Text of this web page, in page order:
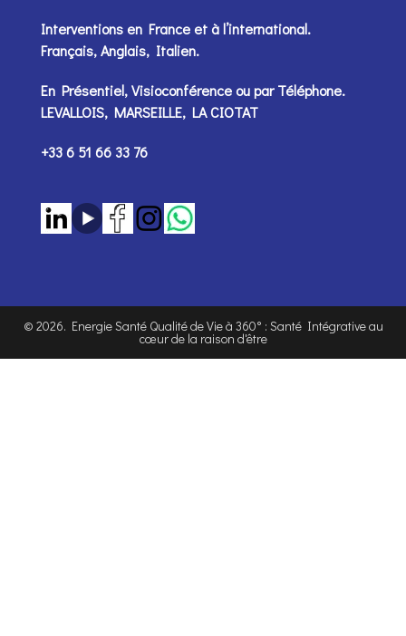
Interventions en France et à l’international.
Français, Anglais, Italien.
En Présentiel, Visioconférence ou parTéléphone.
LEVALLOIS, MARSEILLE, LA CIOTAT
+33 6 51 66 33 76
© 2026. Energie Santé Qualité de Vie à 360° : Santé Intégrative au
cœur de la raison d'être